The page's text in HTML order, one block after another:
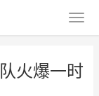
火爆一时